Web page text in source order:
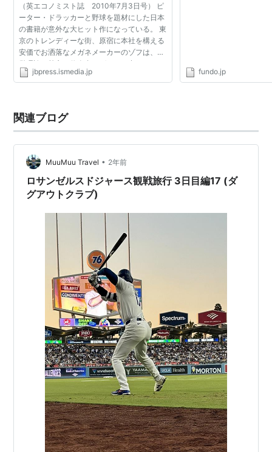
（英エコノミスト誌 2010年7月3日号） ピ
ーター・ドラッカーと野球を題材にした日本
の書籍が意外な大ヒット作になっている。 東
京のトレンディーな街、原宿に本社を構える
安価でお洒落なメガネメーカーのゾフは、経
営理論の熱心な信奉者とばったり出くわすと
思うような場所ではない。だが、ある日、同
jbpress.ismedia.jp fundo.jp
関連ブログ
MuuMuu Travel • 2年前
ロサンゼルスドジャース観戦旅行 3日目編17 (ダ
グアウトクラブ)